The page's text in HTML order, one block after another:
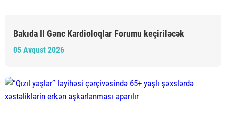
Bakıda II Gənc Kardioloqlar Forumu keçiriləcək
05 Avqust 2026